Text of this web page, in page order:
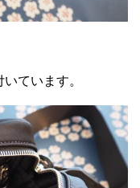
ています。